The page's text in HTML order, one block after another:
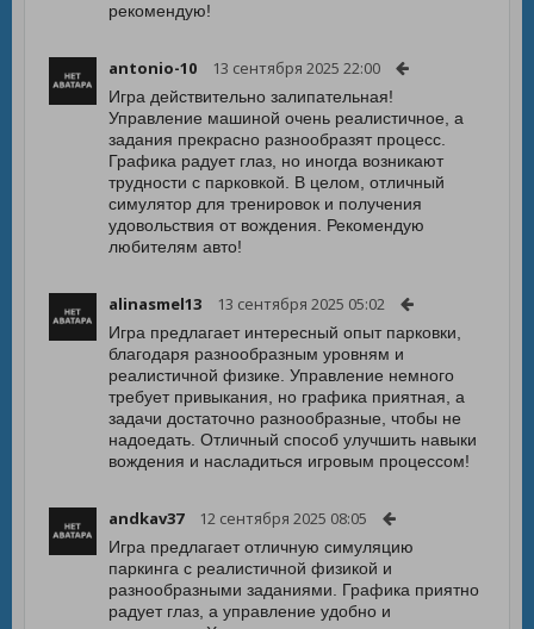
рекомендую!
antonio-10 13 сентября 2025 22:00
Игра действительно залипательная!
Управление машиной очень реалистичное, а
задания прекрасно разнообразят процесс.
Графика радует глаз, но иногда возникают
трудности с парковкой. В целом, отличный
симулятор для тренировок и получения
удовольствия от вождения. Рекомендую
любителям авто!
alinasmel13 13 сентября 2025 05:02
Игра предлагает интересный опыт парковки,
благодаря разнообразным уровням и
реалистичной физике. Управление немного
требует привыкания, но графика приятная, а
задачи достаточно разнообразные, чтобы не
надоедать. Отличный способ улучшить навыки
вождения и насладиться игровым процессом!
andkav37 12 сентября 2025 08:05
Игра предлагает отличную симуляцию
паркинга с реалистичной физикой и
разнообразными заданиями. Графика приятно
радует глаз, а управление удобно и